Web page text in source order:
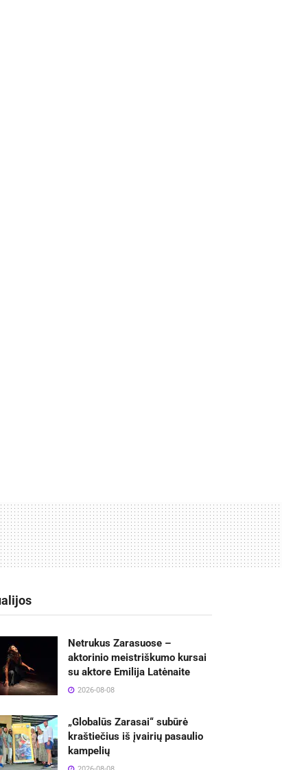
Netrukus Zarasuose –
aktorinio meistriškumo kursai
su aktore Emilija Latėnaite
2026-08-08
„Globalūs Zarasai“ subūrė
kraštiečius iš įvairių pasaulio
kampelių